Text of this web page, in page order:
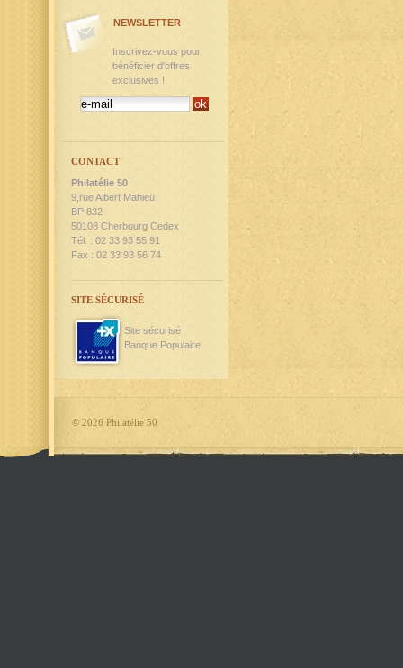
NEWSLETTER
Inscrivez-vous pour
bénéficier d'offres
exclusives !
CONTACT
Philatélie 50
9,rue Albert Mahieu
BP 832
50108 Cherbourg Cedex
Tél. : 02 33 93 55 91
Fax : 02 33 93 56 74
SITE SÉCURISÉ
Site sécurisé
Banque Populaire
© 2026 Philatélie 50